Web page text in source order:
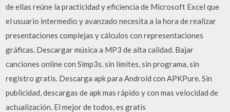
de ellas reúne la practicidad y eficiencia de Microsoft Excel que
el usuario intermedio y avanzado necesita a la hora de realizar
presentaciones complejas y cálculos con representaciones
gráficas. Descargar música a MP3 de alta calidad. Bajar
canciones online con Simp3s. sin límites, sin programa, sin
registro gratis. Descarga apk para Android con APKPure. Sin
publicidad, descargas de apk mas rápido y con mas velocidad de
actualización. El mejor de todos, es gratis